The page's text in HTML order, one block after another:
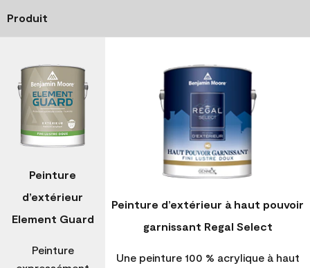
Produit
Peinture
d’extérieur
Element Guard
Peinture
Peinture d’extérieur à haut pouvoir
garnissant Regal Select
Une peinture 100 % acrylique à haut